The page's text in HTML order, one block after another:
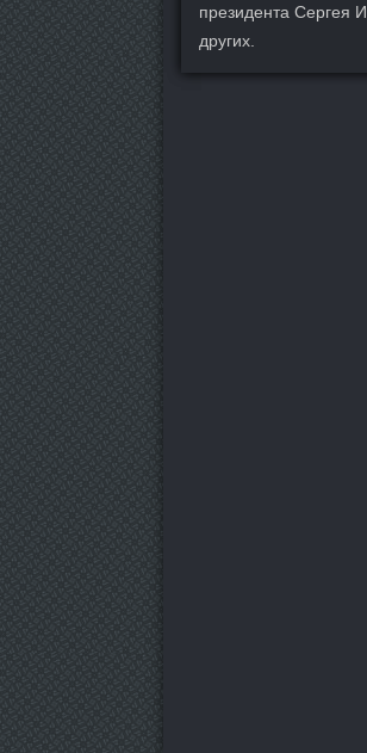
президента Сергея
других.